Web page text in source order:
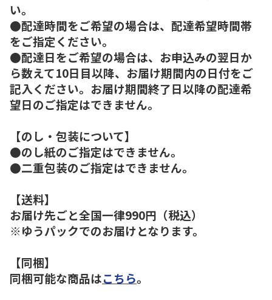
い。
●配達時間をご希望の場合は、配達希望時間帯
をご指定ください。
●配達日をご希望の場合は、お申込みの翌日か
ら数えて10日目以降、お届け期間内の日付をご
記入ください。お届け期間終了日以降の配達希
望日のご指定はできません。
【のし・包装について】
●のし紙のご指定はできません。
●二重包装のご指定はできません。
【送料】
お届け先ごと全国一律990円（税込）
※ゆうパックでのお届けとなります。
【同梱】
同梱可能な商品はこちら。